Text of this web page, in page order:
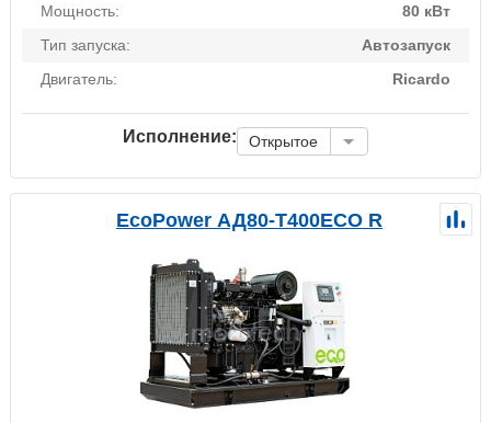
Мощность:
80 кВт
Тип запуска:
Автозапуск
Двигатель:
Ricardo
Исполнение: Открытое
EcoPower АД80-T400ECO R